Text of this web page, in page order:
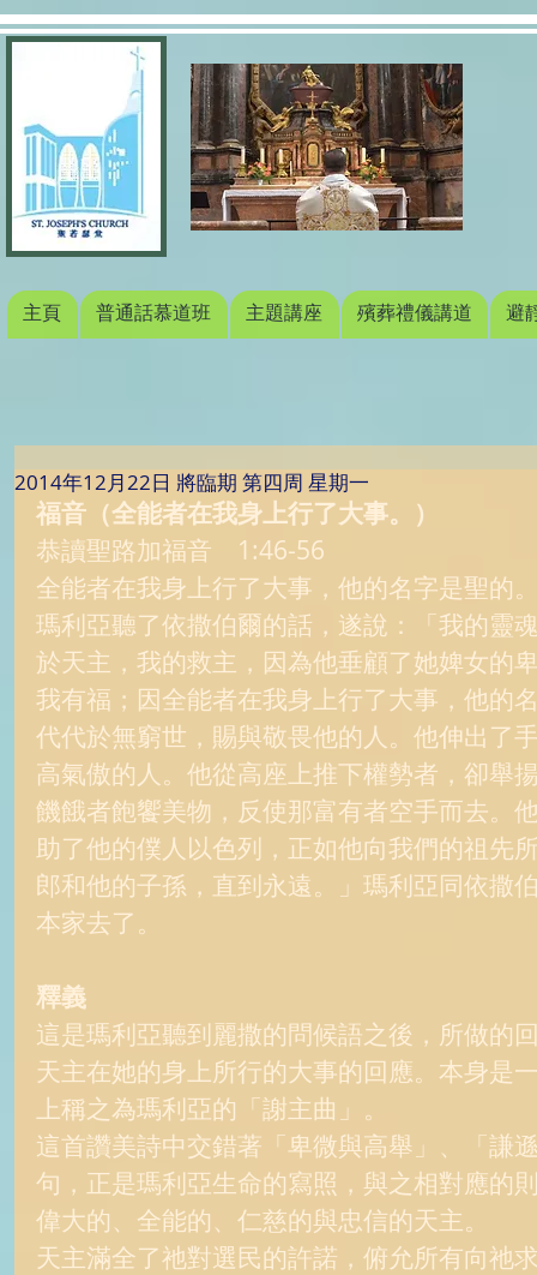
主頁 普通話慕道班 主題講座 殯葬禮儀講道 避
2014年12月22日 將臨期 第四周 星期一
福音（全能者在我身上行了大事。）
恭讀聖路加福音　1:46-56
全能者在我身上行了大事，他的名字是聖的
瑪利亞聽了依撒伯爾的話，遂說：「我的靈
於天主，我的救主，因為他垂顧了她婢女的
我有福；因全能者在我身上行了大事，他的
代代於無窮世，賜與敬畏他的人。他伸出了
高氣傲的人。他從高座上推下權勢者，卻舉
饑餓者飽饗美物，反使那富有者空手而去。
助了他的僕人以色列，正如他向我們的祖先
郎和他的子孫，直到永遠。」瑪利亞同依撒
本家去了。
釋義
這是瑪利亞聽到麗撒的問候語之後，所做的
天主在她的身上所行的大事的回應。本身是
上稱之為瑪利亞的「謝主曲」。
這首讚美詩中交錯著「卑微與高舉」、「謙
句，正是瑪利亞生命的寫照，與之相對應的
偉大的、全能的、仁慈的與忠信的天主。
天主滿全了祂對選民的許諾，俯允所有向祂